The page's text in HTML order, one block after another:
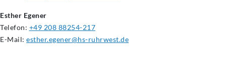
Esther Egener
Telefon: +49 208 88254-217
E-Mail: esther.egener@hs-ruhrwest.de